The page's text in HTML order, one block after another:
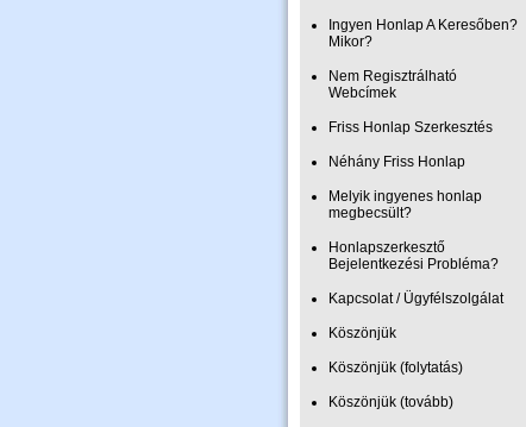
Ingyen Honlap A Keresőben?
Mikor?
Nem Regisztrálható
Webcímek
Friss Honlap Szerkesztés
Néhány Friss Honlap
Melyik ingyenes honlap
megbecsült?
Honlapszerkesztő
Bejelentkezési Probléma?
Kapcsolat / Ügyfélszolgálat
Köszönjük
Köszönjük (folytatás)
Köszönjük (tovább)